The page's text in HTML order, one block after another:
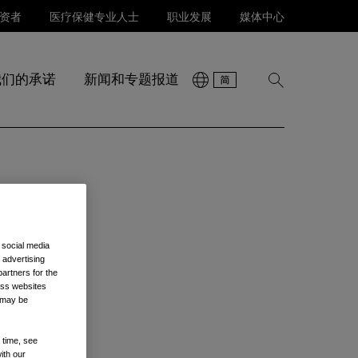
者 医疗保健专业人士 职业发展 媒体中心
的承诺 新闻和专题报道
显
索
media
advertising
for the
websites
be
see
our